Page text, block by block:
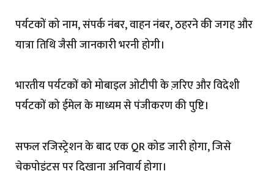
पर्यटकों को नाम, संपर्क नंबर, वाहन नंबर, ठहरने की जगह और
यात्रा तिथि जैसी जानकारी भरनी होगी।
भारतीय पर्यटकों को मोबाइल ओटीपी के ज़रिए और विदेशी
पर्यटकों को ईमेल के माध्यम से पंजीकरण की पुष्टि।
सफल रजिस्ट्रेशन के बाद एक QR कोड जारी होगा, जिसे
चेकपोइंट्स पर दिखाना अनिवार्य होगा।